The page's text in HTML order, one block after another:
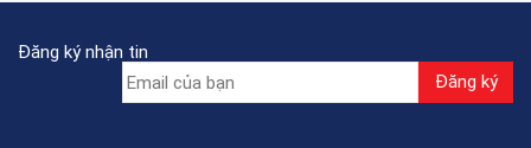
Đăng ký nhận tin